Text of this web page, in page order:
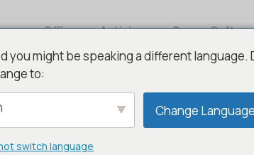
Office Antivirus Server
Storytelling auf
you might be speaking a different language.
to:
Change
switch language